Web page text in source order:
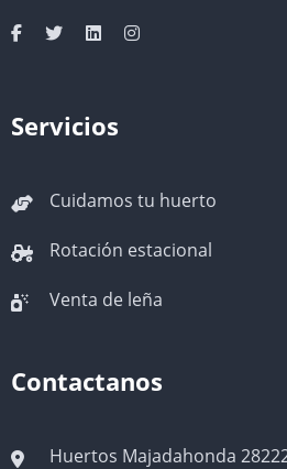
Servicios
Cuidamos tu huerto
Rotación estacional
Venta de leña
Contactanos
Huertos Majadahonda